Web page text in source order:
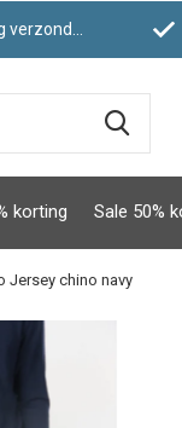
korting Sale 50%
Jersey chino navy